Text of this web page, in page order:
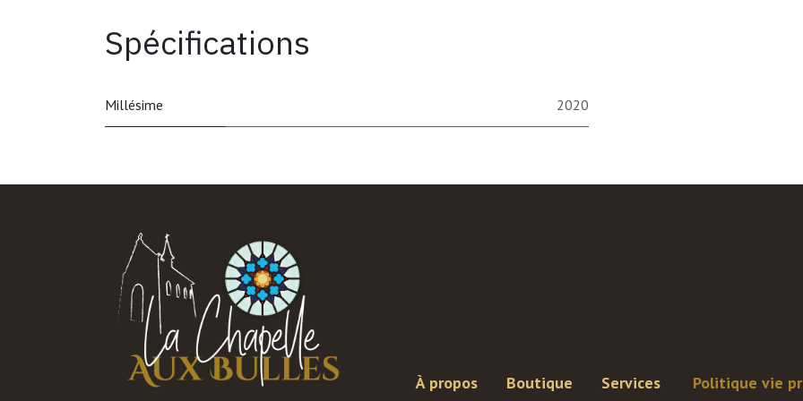
Spécifications
Millésime 2020
À propos Boutique Services Politique vie